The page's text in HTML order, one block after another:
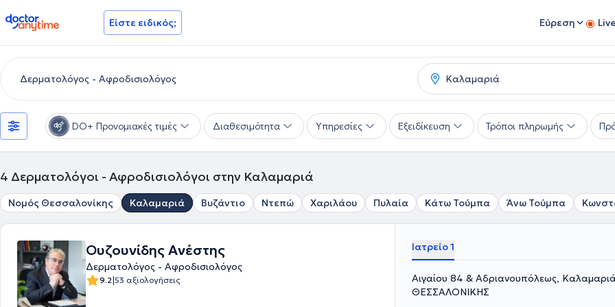
doctoranytime Είστε ειδικός; Εύρεση
DO+ Προνομιακές τιμές Διαθεσιμότητα Υπηρεσίες Εξειδίκευση Τρόποι πληρωμής
4 Δερματολόγοι - Αφροδισιολόγοι στην Καλαμαριά
Νομός Θεσσαλονίκης Καλαμαριά Βυζάντιο Ντεπώ Χαριλάου Πυλαία Κάτω Τούμπα Άνω Τούμπα
Ουζουνίδης Ανέστης
Δερματολόγος - Αφροδισιολόγος
9.2|53 αξιολογήσεις
Ιατρείο 1
Αιγαίου 84 & Αδριανουπόλεως,
ΘΕΣΣΑΛΟΝΙΚΗΣ